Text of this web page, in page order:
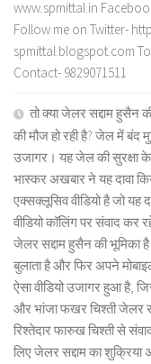
www.spmittal.in
Follow me on Twitter-
spmittal.blogspot.com
Contact- 9829071511
तो क्या जेलर सद्दाम
की मौज हो रही है? जेल में बंद
उजागर। यह जेल की सुरक्षा के
भास्कर अखबार ने यह दावा
एक्सक्लूसिव वीडियो है जो यह
वीडियो कॉलिंग पर संवाद कर
जेलर सद्दाम हुसैन की भूमिका
बुलाता है और फिर अपने
ऐसा वीडियो उजागर हुआ है,
और भांजा फखर चिश्ती जेलर
रिश्तेदार फारुख चिश्ती से
लिए जेलर सद्दाम का